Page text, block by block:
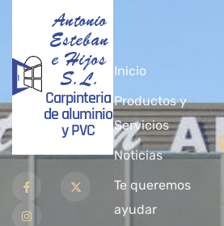
Antonio
Esteban
e Hijos
S.L.
Carpinteria
de aluminio
y PVC
Inicio
Productos y
Servicios
Noticias
Te queremos
ayudar